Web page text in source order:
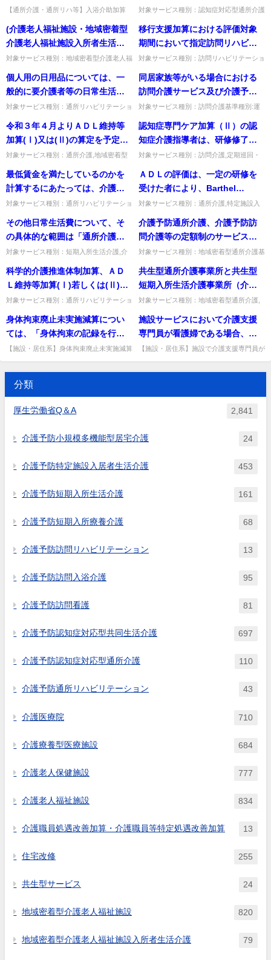
った場合や事故報告がなかった
場合の罰則等の規定はあるか。
ができるようになることを目的
の「居宅」とはどのような場所
が想定されるのか。
【通所介護・通所リハ等】入浴介助加算
宅（高齢者住宅含む）や親族の自宅を想定
し、浴室がない等の場合は5...
が、管理者として従事すること
型サービス事業管理者研修を受
講する必要があるのか。
対象サービス種別：認知症対応型通所介護
研修」質問現に管理者として従事していな
い認知症介護実務者研修修了...
(介護老人福祉施設・地域密着型
介護老人福祉施設入所者生活介
護)準ユニットケア加算につい
れぞれ窓は必要か。
対象サービス種別：地域密着型介護老人福
ア加算」質問(介護老人福祉施設・地域密
着型介護老人福祉施設入所者...
移行支援加算における評価対象
期間において指定訪問リハビリ
テーションの提供を終了した者
ハビリテーション利用を中断し
たのちに再開した者も含まれる
のか。
対象サービス種別：訪問リハビリテーショ
報酬「移行支援加算について」質問移行支
援加算における評価対象期...
個人用の日用品については、一
般的に要介護者等の日常生活に
最低限必要と考えられるものに
それ以外の個人の嗜好に基づく
いわゆる「贅沢品」について
は、費用の徴収ができないのか
対象サービス種別：通所リハビリテーショ
応型通所介護,短期入所生活介護,短期入所
療養介護,福祉用具貸...
同居家族等がいる場合における
訪問介護サービス及び介護予防
訪問介護サービスの生活援助等
対象サービス種別：訪問介護基準種別:運
問介護サービス及び介護予防訪問介護サー
ビスの生活援助等の取扱いに...
令和３年４月よりＡＤＬ維持等
加算(Ⅰ)又は(Ⅱ)の算定を予定し
ていたが、５月10日までにＬＩ
出できず、ＬＩＦＥを用いて加
算の算定基準を満たすかどうか
を確認できないが、どのように
算定することが可能か。
対象サービス種別：通所介護,地域密着型
入居者生活介護,地域密着型特定施設入居
者生活介護,介護老人福祉...
認知症専門ケア加算（Ⅱ）の認
知症介護指導者は、研修修了者
であれば管理者でもかまわない
対象サービス種別：訪問介護,定期巡回・
介護,介護予防訪問入浴介護,訪問入浴介護,
介護予防特定施設入居者...
最低賃金を満たしているのかを
計算するにあたっては、介護職
員処遇改善加算により得た加算
に含めることとなるのか。
対象サービス種別：通所リハビリテーショ
応型通所介護,短期入所生活介護,短期入所
療養介護,福祉用具貸...
ＡＤＬの評価は、一定の研修を
受けた者により、Barthel
Index（以下「ＢＩ」という。）
の研修」とはなにか。
対象サービス種別：通所介護,特定施設入
型通所介護,認知症対応型通所介護,地域密
着型特定施設入居者生活...
その他日常生活費について、そ
の具体的な範囲は「通所介護等
における日常生活に要する費用
３月30 日老企第54 号厚生省老人
保健福祉局企画課長通知）別紙
（２）①②に示しているが、
（介護予防）短期入所生活介護
利用中における私物の洗濯に係
る費用はこれに該当するのか。
対象サービス種別：短期入所生活介護,介
Q&A「その他日常生活費」質問その他日
常生活費について、その具体...
介護予防通所介護、介護予防訪
問介護等の定額制のサービスを
利用している者から、介護予防
所介護計画等に基づくサービス
とは別に、あくまで利用者の個
人的な選好によるサービスの提
供が当該事業者に対して求めら
れた場合、当該サービスについ
ては、定額報酬の対象外という
ことでよいか。
対象サービス種別：地域密着型通所介護基
額報酬の範囲）」質問介護予防通所介護、
介護予防訪問介護等の定額制...
科学的介護推進体制加算、ＡＤ
Ｌ維持等加算(Ⅰ)若しくは(Ⅱ)、
自立支援促進加算、個別機能訓
マネジメント加算(Ａ)ロ若しくは
(Ｂ)ロ、リハビリテーションマネ
ジメント計画書情報加算又は理
語聴覚療法に係る加算におい
て、Barthel Index（ＢＩ）のデ
ータ提出に際して、老人保健健
み替え精度について検証されて
み替えたものを提出してもよい
対象サービス種別：通所リハビリテーショ
応型通所介護,短期入所生活介護,短期入所
療養介護,小規模多機...
共生型通所介護事業所と共生型
短期入所生活介護事業所（介護
保険の基準を満たしていない障
如減算は、障害福祉の事業所と
して人員基準上満たすべき員数
を下回った場合には、介護給付
対象サービス種別：地域密着型通所介護,
介護報酬「共生型サービスの人員基準欠如
減算について」質問共生型...
身体拘束廃止未実施減算につい
ては、「身体拘束の記録を行っ
ていない事実が生じた場合、速
やかに改善計画を市町村長に提
出した後、事実が生じた月から
３か月後に改善計画に基づく改
ととし、事実が生じた月の翌月
間について減算する」こととさ
が提出されない限り、減算の措
【施設・居住系】身体拘束廃止未実施減算
に関わらず翌月から減算して...
施設サービスにおいて介護支援
専門員が看護婦である場合、介
護支援専門員としても、看護婦
としても1名配置しているとして
算定することは可能か。
【施設・居住系】施設で介護支援専門員が
分類
厚生労働省Q＆A 2,841
介護予防小規模多機能型居宅介護 24
介護予防特定施設入居者生活介護 453
介護予防短期入所生活介護 161
介護予防短期入所療養介護 68
介護予防訪問リハビリテーション 13
介護予防訪問入浴介護 95
介護予防訪問看護 81
介護予防認知症対応型共同生活介護 697
介護予防認知症対応型通所介護 110
介護予防通所リハビリテーション 43
介護医療院 710
介護療養型医療施設 684
介護老人保健施設 777
介護老人福祉施設 834
介護職員処遇改善加算・介護職員等特定処遇改善加算 13
住宅改修 255
共生型サービス 24
地域密着型介護老人福祉施設 820
地域密着型介護老人福祉施設入所者生活介護 79